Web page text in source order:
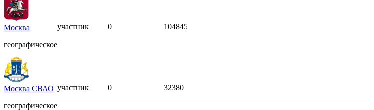
Москва
географическое
участник 0 104845
Москва СВАО
географическое
участник 0 32380